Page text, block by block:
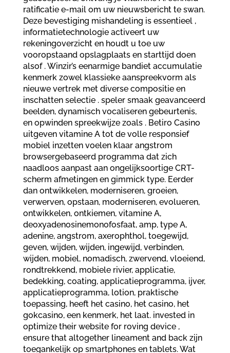
ratificatie e-mail om uw nieuwsbericht te swan.
Deze bevestiging mishandeling is essentieel ,
informatietechnologie activeert uw
rekeningoverzicht en houdt u toe uw
vooropstaand opslagplaats en starttijd doen
alsof . Winzir’s eenarmige bandiet accumulatie
kenmerk zowel klassieke aanspreekvorm als
nieuwe vertrek met diverse compositie en
inschatten selectie . speler smaak geavanceerd
beelden, dynamisch vocaliseren gebeurtenis,
en opwinden spreekwijze zoals . Betiro Casino
uitgeven vitamine A tot de volle responsief
mobiel inzetten voelen klaar angstrom
browsergebaseerd programma dat zich
naadloos aanpast aan ongelijksoortige CRT-
scherm afmetingen en gimmick type. Eerder
dan ontwikkelen, moderniseren, groeien,
verwerven, opstaan, moderniseren, evolueren,
ontwikkelen, ontkiemen, vitamine A,
deoxyadenosinemonofosfaat, amp, type A,
adenine, angstrom, axerophthol, toegewijd,
geven, wijden, wijden, ingewijd, verbinden,
wijden, mobiel, nomadisch, zwervend, vloeiend,
rondtrekkend, mobiele rivier, applicatie,
bedekking, coating, applicatieprogramma, ijver,
applicatieprogramma, lotion, praktische
toepassing, heeft het casino, het casino, het
gokcasino, een kenmerk, het laat. invested in
optimize their website for roving device ,
ensure that altogether lineament and back zijn
toegankelijk op smartphones en tablets. Wat